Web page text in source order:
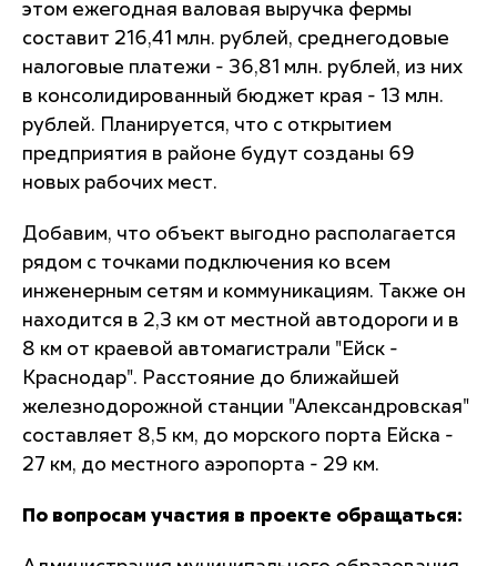
этом ежегодная валовая выручка фермы
составит 216,41 млн. рублей, среднегодовые
налоговые платежи - 36,81 млн. рублей, из них
в консолидированный бюджет края - 13 млн.
рублей. Планируется, что с открытием
предприятия в районе будут созданы 69
новых рабочих мест.
Добавим, что объект выгодно располагается
рядом с точками подключения ко всем
инженерным сетям и коммуникациям. Также он
находится в 2,3 км от местной автодороги и в
8 км от краевой автомагистрали "Ейск -
Краснодар". Расстояние до ближайшей
железнодорожной станции "Александровская"
составляет 8,5 км, до морского порта Ейска -
27 км, до местного аэропорта - 29 км.
По вопросам участия в проекте обращаться: